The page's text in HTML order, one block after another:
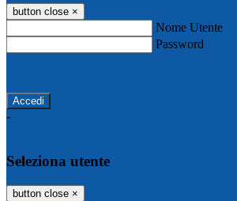
button close ×
Nome Utente
Password
-
Seleziona utente
button close ×